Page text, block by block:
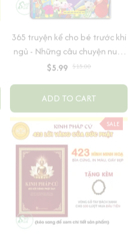
ngủ - Những câu chuyện nuôi
dưỡng cảm xúc EQ (2-12 tuổi)
$5.99 $15.00
SALE